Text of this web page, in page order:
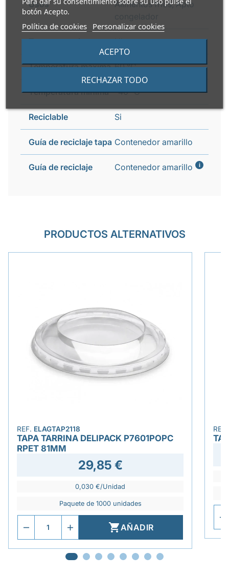
botón Acepto.
Política de cookies Personalizar cookies
RECHAZAR TODO
ACEPTO
Usos
Alimentos fríos, Apto
Transparencia Ultra transparente
Temperatura máxima 60 °C
Temperatura mínima -40 °C
Reciclable Si
Guía de reciclaje tapa Contenedor amarillo
Guía de reciclaje Contenedor amarillo i
PRODUCTOS ALTERNATIVOS
REF. ELAGTAP2118
TAPA TARRINA DELIPACK P7601POPC
RPET 81MM
29,85 €
0,030 €/Unidad
Paquete de 1000 unidades
AÑADIR